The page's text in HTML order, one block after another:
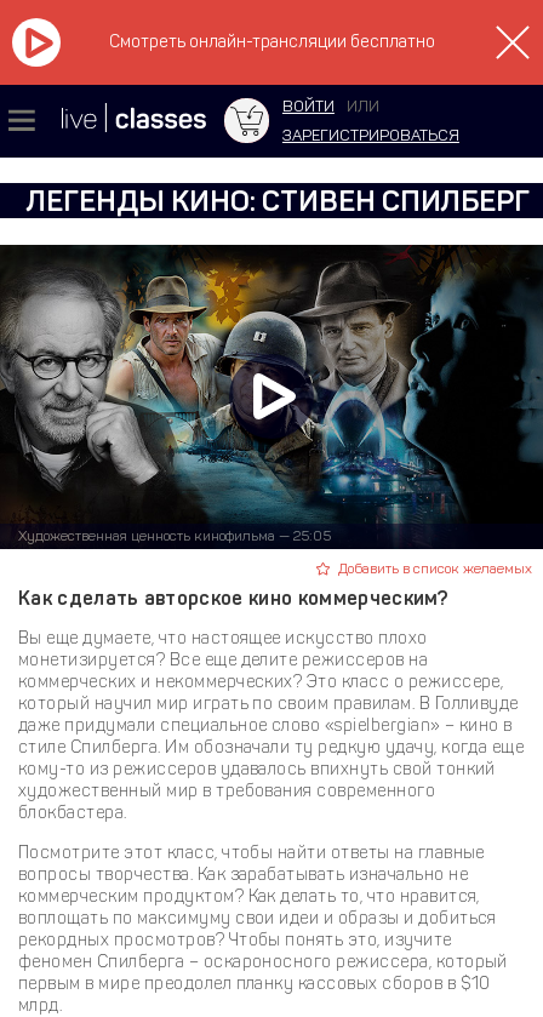
Смотреть онлайн-трансляции бесплатно
ВОЙТИ
ИЛИ
ЗАРЕГИСТРИРОВАТЬСЯ
ЛЕГЕНДЫ КИНО: СТИВЕН СПИЛБЕРГ
Художественная ценность кинофильма — 25:05
Добавить в список желаемых
Как сделать авторское кино коммерческим?
Вы еще думаете, что настоящее искусство плохо
монетизируется? Все еще делите режиссеров на
коммерческих и некоммерческих? Это класс о режиссере,
который научил мир играть по своим правилам. В Голливуде
даже придумали специальное слово «spielbergian» – кино в
стиле Спилберга. Им обозначали ту редкую удачу, когда еще
кому-то из режиссеров удавалось впихнуть свой тонкий
художественный мир в требования современного
блокбастера.
Посмотрите этот класс, чтобы найти ответы на главные
вопросы творчества. Как зарабатывать изначально не
коммерческим продуктом? Как делать то, что нравится,
воплощать по максимуму свои идеи и образы и добиться
рекордных просмотров? Чтобы понять это, изучите
феномен Спилберга – оскароносного режиссера, который
первым в мире преодолел планку кассовых сборов в $10
млрд.